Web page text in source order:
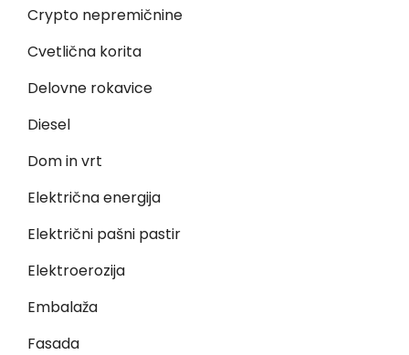
Crypto nepremičnine
Cvetlična korita
Delovne rokavice
Diesel
Dom in vrt
Električna energija
Električni pašni pastir
Elektroerozija
Embalaža
Fasada